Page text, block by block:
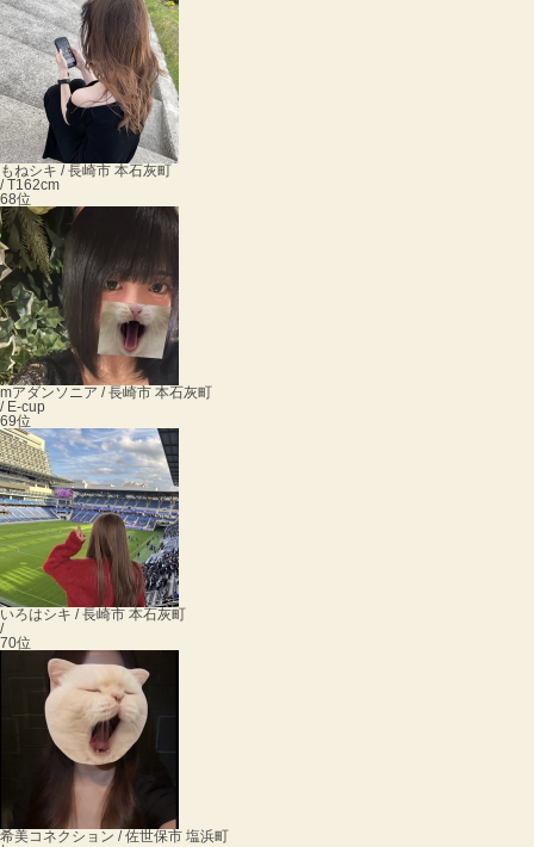
もねシキ / 長崎市 本石灰町
/ T162cm
68位
mアダンソニア / 長崎市 本石灰町
/ E-cup
69位
いろはシキ / 長崎市 本石灰町
/
70位
希美コネクション / 佐世保市 塩浜町